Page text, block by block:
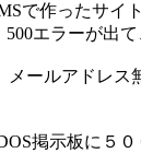
で作ったサ
エラーが出
ールアドレ
掲示板に５